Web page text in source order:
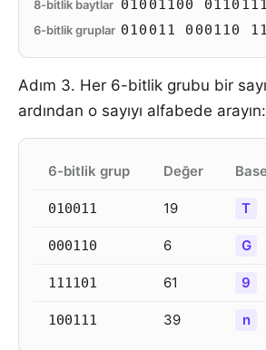
8-bitlik baytlar 01001100
6-bitlik gruplar 010011 000110
Adım 3. Her 6-bitlik grubu bir
ardından o sayıyı alfabede arayın:
6-bitlik grup Değer
010011 19 T
000110 6 G
111101 61 9
100111 39 n